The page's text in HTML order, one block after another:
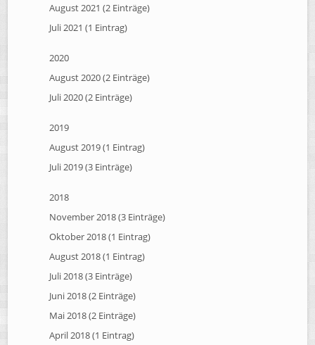
August 2021 (2 Einträge)
Juli 2021 (1 Eintrag)
2020
August 2020 (2 Einträge)
Juli 2020 (2 Einträge)
2019
August 2019 (1 Eintrag)
Juli 2019 (3 Einträge)
2018
November 2018 (3 Einträge)
Oktober 2018 (1 Eintrag)
August 2018 (1 Eintrag)
Juli 2018 (3 Einträge)
Juni 2018 (2 Einträge)
Mai 2018 (2 Einträge)
April 2018 (1 Eintrag)